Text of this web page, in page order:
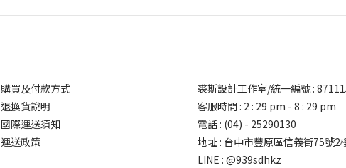
購買及付款方式
退換貨說明
國際運送須知
運送政策
裘斯設計工作室/統一編號 :
客服時間 : 2 : 29 pm - 8 : 29 pm
電話 : (04) - 25290130
地址 : 台中市豐原區信義街75號2
LINE : @939sdhkz